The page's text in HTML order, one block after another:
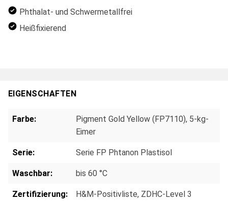
Phthalat- und Schwermetallfrei
Heißfixierend
EIGENSCHAFTEN
Farbe:
Pigment Gold Yellow (FP7110), 5-kg-
Eimer
Serie: Serie FP Phtanon Plastisol
Waschbar: bis 60 °C
Zertifizierung: H&M-Positivliste, ZDHC-Level 3